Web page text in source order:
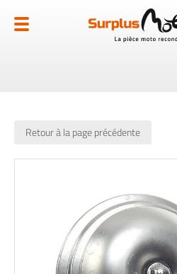
au
contenu
Retour à la page précédente